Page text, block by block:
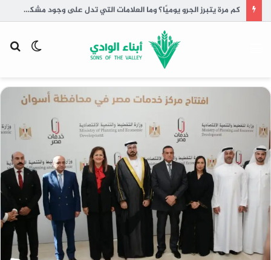
كم مرة يتبرز الجرو يوميًا؟ وما العلامات التي تدل على وجود مشكلة؟
الوضع